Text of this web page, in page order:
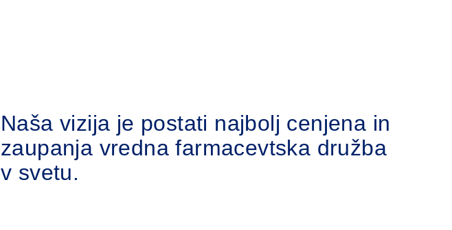
Naša vizija je postati najbolj cenjena in
zaupanja vredna farmacevtska družba
v svetu.